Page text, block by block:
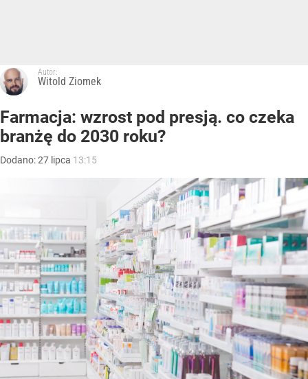
Autor:
Witold Ziomek
Farmacja: wzrost pod presją. co czeka
branżę do 2030 roku?
Dodano:27 lipca 13:15